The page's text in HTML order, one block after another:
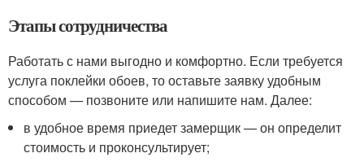
Этапы сотрудничества
Работать с нами выгодно и комфортно. Если требуется
услуга поклейки обоев, то оставьте заявку удобным
способом — позвоните или напишите нам. Далее:
в удобное время приедет замерщик — он определит
стоимость и проконсультирует;